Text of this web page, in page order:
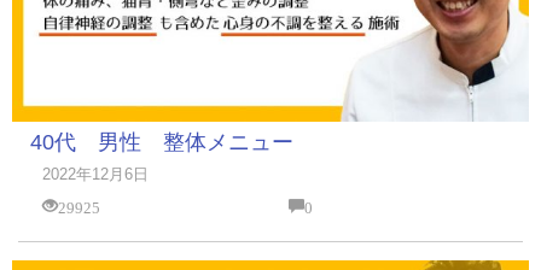
40代 男性 整体メニュー
2022年12月6日
29925
0